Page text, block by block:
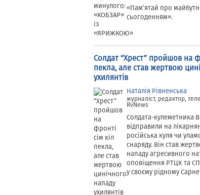
«Пам’ятай про
сьогоденням».
Солдат “Хрест” пройшов на
пекла, але став жертвою
ухилянтів
Наталія Рівненська
журналіст, редактор,
RvNews
Солдата-кулеметника
відправили на
російська куля чи
снаряду. Він став
нападу агресивного
оповіщення РТЦК та СП
у своєму рідному